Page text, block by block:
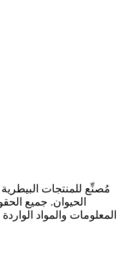
الحيوان. جميع
المعلومات والمواد